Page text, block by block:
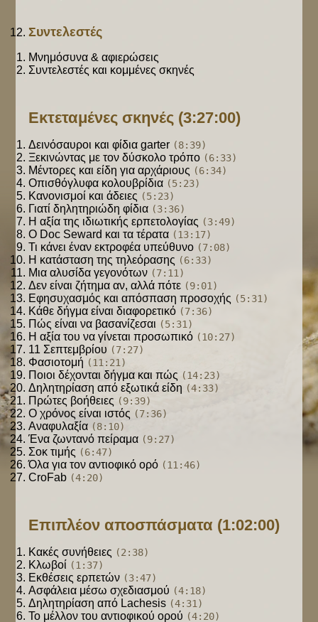
Συντελεστές
Μνημόσυνα & αφιερώσεις
Συντελεστές και κομμένες σκηνές
Εκτεταμένες σκηνές (3:27:00)
Δεινόσαυροι και φίδια garter (8:39)
Ξεκινώντας με τον δύσκολο τρόπο (6:33)
Μέντορες και είδη για αρχάριους (6:34)
Οπισθόγλυφα κολουβρίδια (5:23)
Κανονισμοί και άδειες (5:23)
Γιατί δηλητηριώδη φίδια (3:36)
Η αξία της ιδιωτικής ερπετολογίας (3:49)
Ο Doc Seward και τα τέρατα (13:17)
Τι κάνει έναν εκτροφέα υπεύθυνο (7:08)
Η κατάσταση της τηλεόρασης (6:33)
Μια αλυσίδα γεγονότων (7:11)
Δεν είναι ζήτημα αν, αλλά πότε (9:01)
Εφησυχασμός και απόσπαση προσοχής (5:31)
Κάθε δήγμα είναι διαφορετικό (7:36)
Πώς είναι να βασανίζεσαι (5:31)
Η αξία του να γίνεται προσωπικό (10:27)
11 Σεπτεμβρίου (7:27)
Φασιοτομή (11:21)
Ποιοι δέχονται δήγμα και πώς (14:23)
Δηλητηρίαση από εξωτικά είδη (4:33)
Πρώτες βοήθειες (9:39)
Ο χρόνος είναι ιστός (7:36)
Αναφυλαξία (8:10)
Ένα ζωντανό πείραμα (9:27)
Σοκ τιμής (6:47)
Όλα για τον αντιοφικό ορό (11:46)
CroFab (4:20)
Επιπλέον αποσπάσματα (1:02:00)
Κακές συνήθειες (2:38)
Κλωβοί (1:37)
Εκθέσεις ερπετών (3:47)
Ασφάλεια μέσω σχεδιασμού (4:18)
Δηλητηρίαση από Lachesis (4:31)
Το μέλλον του αντιοφικού ορού (4:20)